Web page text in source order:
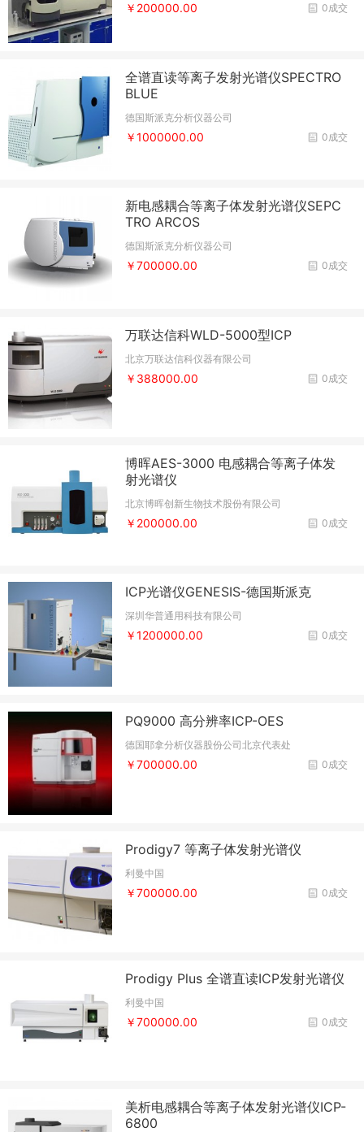
0成交
￥200000.00
全谱直读等离子发射光谱仪SPECTRO
BLUE
德国斯派克分析仪器公司
0成交
￥1000000.00
新电感耦合等离子体发射光谱仪SEPC
TRO ARCOS
德国斯派克分析仪器公司
0成交
￥700000.00
万联达信科WLD-5000型ICP
北京万联达信科仪器有限公司
0成交
￥388000.00
博晖AES-3000 电感耦合等离子体发
射光谱仪
北京博晖创新生物技术股份有限公司
0成交
￥200000.00
ICP光谱仪GENESIS-德国斯派克
深圳华普通用科技有限公司
0成交
￥1200000.00
PQ9000 高分辨率ICP-OES
德国耶拿分析仪器股份公司北京代表处
0成交
￥700000.00
Prodigy7 等离子体发射光谱仪
利曼中国
0成交
￥700000.00
Prodigy Plus 全谱直读ICP发射光谱仪
利曼中国
0成交
￥700000.00
美析电感耦合等离子体发射光谱仪ICP-
6800